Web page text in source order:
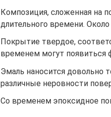
Композиция, сложенная на
длительного времени.
Покрытие твердое,
временем могут появиться
Эмаль наносится довольно
различные неровности
Со временем эпоксидное